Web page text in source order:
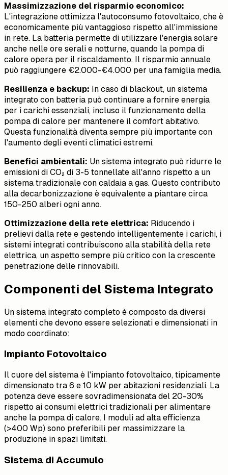
Massimizzazione del risparmio economico:
L'integrazione ottimizza l'autoconsumo fotovoltaico, che è
economicamente più vantaggioso rispetto all'immissione
in rete. La batteria permette di utilizzare l'energia solare
anche nelle ore serali e notturne, quando la pompa di
calore opera per il riscaldamento. Il risparmio annuale
può raggiungere €2.000-€4.000 per una famiglia media.
Resilienza e backup: In caso di blackout, un sistema
integrato con batteria può continuare a fornire energia
per i carichi essenziali, incluso il funzionamento della
pompa di calore per mantenere il comfort abitativo.
Questa funzionalità diventa sempre più importante con
l'aumento degli eventi climatici estremi.
Benefici ambientali: Un sistema integrato può ridurre le
emissioni di CO₂ di 3-5 tonnellate all'anno rispetto a un
sistema tradizionale con caldaia a gas. Questo contributo
alla decarbonizzazione è equivalente a piantare circa
150-250 alberi ogni anno.
Ottimizzazione della rete elettrica: Riducendo i
prelievi dalla rete e gestendo intelligentemente i carichi, i
sistemi integrati contribuiscono alla stabilità della rete
elettrica, un aspetto sempre più critico con la crescente
penetrazione delle rinnovabili.
Componenti del Sistema Integrato
Un sistema integrato completo è composto da diversi
elementi che devono essere selezionati e dimensionati in
modo coordinato:
Impianto Fotovoltaico
Il cuore del sistema è l'impianto fotovoltaico, tipicamente
dimensionato tra 6 e 10 kW per abitazioni residenziali. La
potenza deve essere sovradimensionata del 20-30%
rispetto ai consumi elettrici tradizionali per alimentare
anche la pompa di calore. I moduli ad alta efficienza
(>400 Wp) sono preferibili per massimizzare la
produzione in spazi limitati.
Sistema di Accumulo